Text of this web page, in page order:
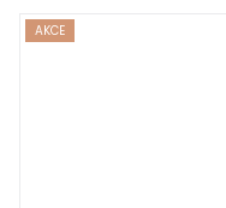
AKCE